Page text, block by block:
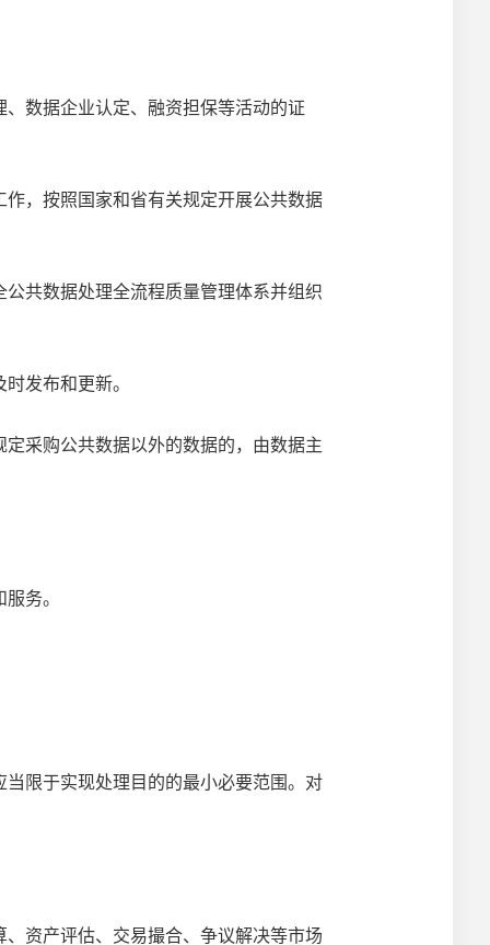
数据企业认定、融资担保等活动的证
，按照国家和省有关规定开展公共数据
共数据处理全流程质量管理体系并组织
发布和更新。
采购公共数据以外的数据的，由数据主
务。
限于实现处理目的的最小必要范围。对
资产评估、交易撮合、争议解决等市场